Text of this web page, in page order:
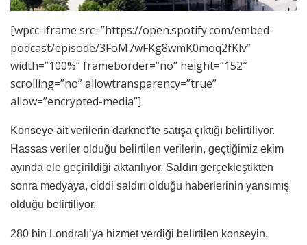
[wpcc-iframe src=”https://open.spotify.com/embed-
podcast/episode/3FoM7wFKg8wmK0moq2fKlv”
width=”100%” frameborder=”no” height=”152″
scrolling=”no” allowtransparency=”true”
allow=”encrypted-media”]
Konseye ait verilerin darknet’te satışa çıktığı belirtiliyor.
Hassas veriler olduğu belirtilen verilerin, geçtiğimiz ekim
ayında ele geçirildiği aktarılıyor. Saldırı gerçekleştikten
sonra medyaya, ciddi saldırı olduğu haberlerinin yansımış
olduğu belirtiliyor.
280 bin Londralı’ya hizmet verdiği belirtilen konseyin,